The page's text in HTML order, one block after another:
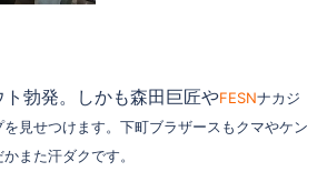
勃発。しかも森田巨匠やFESNナカジ
見せつけます。下町ブラザースもクマやケン
また汗ダクです。